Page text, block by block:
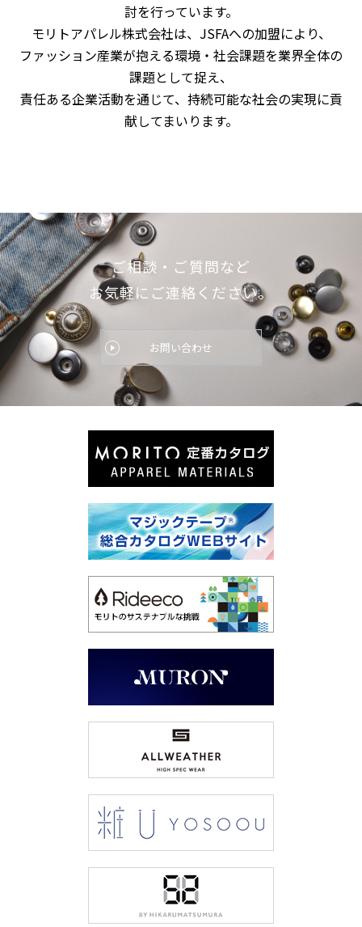
討を行っています。
モリトアパレル株式会社は、 JSFAへの加盟により、
ファッション産業が抱える環境・社会課題を業界全体の
課題として捉え、
責任ある企業活動を通じて、持続可能な社会の実現に貢
献してまいります。
ご相談・ご質問など
お気軽にご連絡ください。
お問い合わせ